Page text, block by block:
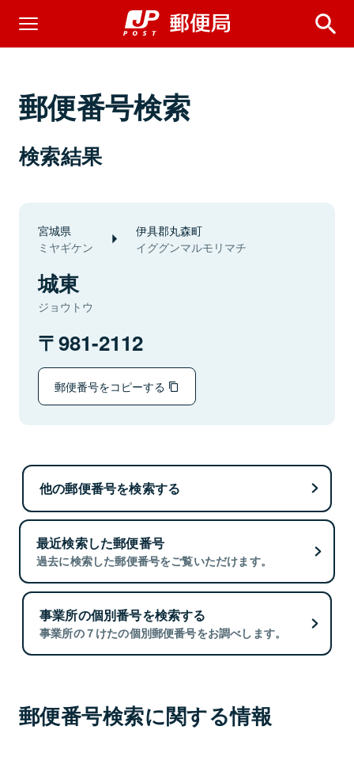
郵便番号検索
検索結果
宮城県
ミヤギケン
伊具郡丸森町
イググンマルモリマチ
城東
ジョウトウ
981-2112
郵便番号をコピーする
他の郵便番号を検索する
最近検索した郵便番号
過去に検索した郵便番号をご覧いただけます。
事業所の個別番号を検索する
事業所の７けたの個別郵便番号をお調べします。
郵便番号検索に関する情報